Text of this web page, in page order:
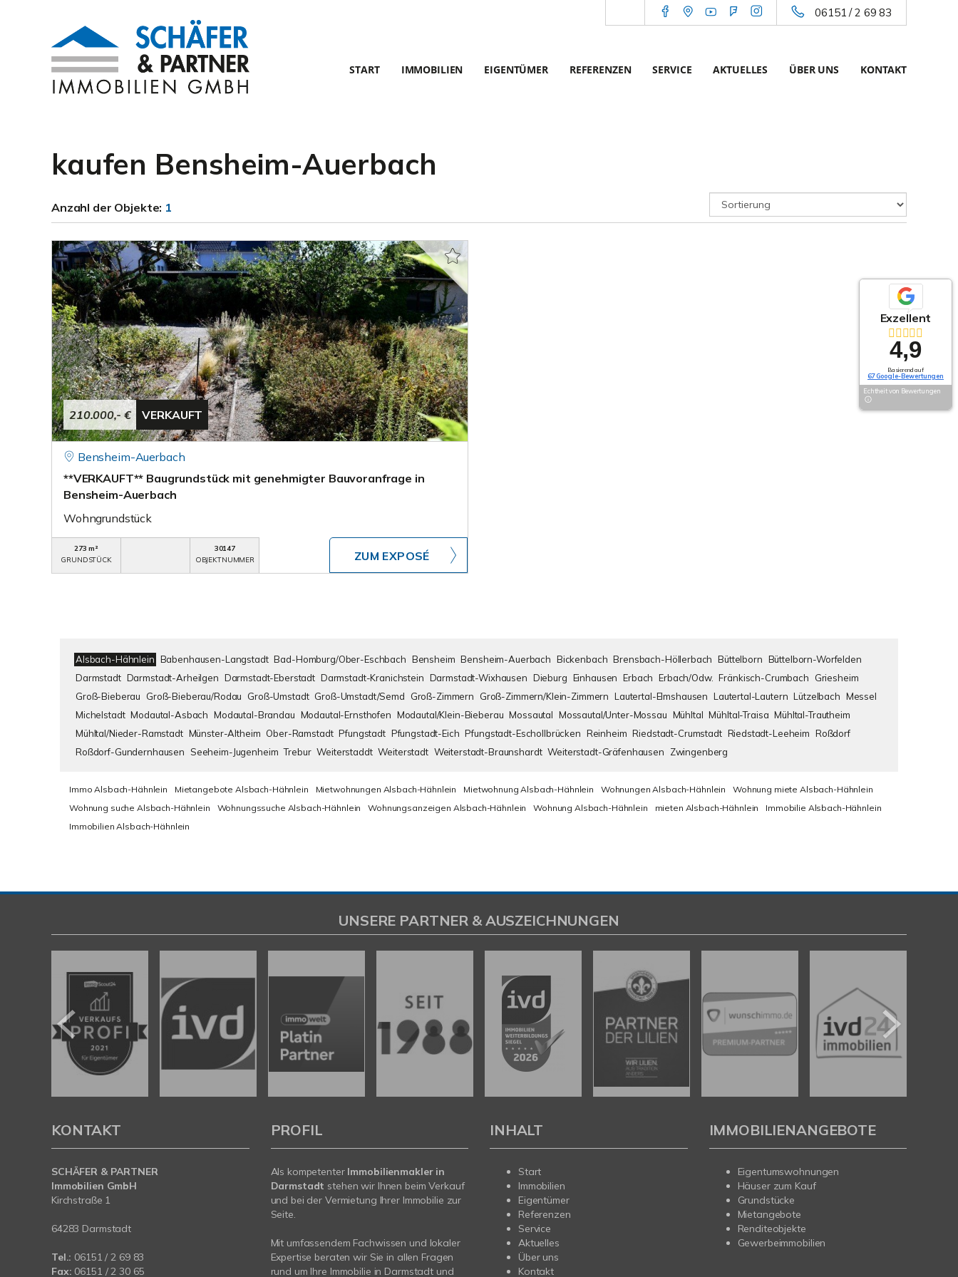
06151 / 2 69 83
START IMMOBILIEN EIGENTÜMER REFERENZEN SERVICE AKTUELLES ÜBER UNS KONTAKT
kaufen Bensheim-Auerbach
Anzahl der Objekte: 1
210.000,- € VERKAUFT
Bensheim-Auerbach
**VERKAUFT** Baugrundstück mit genehmigter Bauvoranfrage in
Bensheim-Auerbach
Wohngrundstück
273 m²
GRUNDSTÜCK
30147
OBJEKTNUMMER
ZUM EXPOSÉ
Alsbach-Hähnlein Babenhausen-Langstadt Bad-Homburg/Ober-Eschbach Bensheim Bensheim-Auerbach Bickenbach Brensbach-Höllerbach Büttelborn Büttelborn-Worfelden
Darmstadt Darmstadt-Arheilgen Darmstadt-Eberstadt Darmstadt-Kranichstein Darmstadt-Wixhausen Dieburg Einhausen Erbach Erbach/Odw. Fränkisch-Crumbach
Griesheim
Groß-Bieberau
Groß-Bieberau/Rodau Groß-Umstadt Groß-Umstadt/Semd Groß-Zimmern Groß-Zimmern/Klein-Zimmern Lautertal-Elmshausen Lautertal-Lautern Lützelbach Messel
Michelstadt Modautal-Asbach Modautal-Brandau Modautal-Ernsthofen Modautal/Klein-Bieberau Mossautal Mossautal/Unter-Mossau Mühltal Mühltal-Traisa Mühltal-Trautheim
Mühltal/Nieder-Ramstadt Münster-Altheim Ober-Ramstadt Pfungstadt Pfungstadt-Eich Pfungstadt-Eschollbrücken Reinheim Riedstadt-Crumstadt Riedstadt-Leeheim Roßdorf
Roßdorf-Gundernhausen Seeheim-Jugenheim Trebur Weiterstaddt Weiterstadt Weiterstadt-Braunshardt Weiterstadt-Gräfenhausen Zwingenberg
Immo Alsbach-Hähnlein Mietangebote Alsbach-Hähnlein Mietwohnungen Alsbach-Hähnlein Mietwohnung Alsbach-Hähnlein Wohnungen Alsbach-Hähnlein
Wohnung miete Alsbach-Hähnlein
Wohnung suche Alsbach-Hähnlein
Wohnungssuche Alsbach-Hähnlein Wohnungsanzeigen Alsbach-Hähnlein Wohnung Alsbach-Hähnlein mieten Alsbach-Hähnlein
Immobilie Alsbach-Hähnlein
Immobilien Alsbach-Hähnlein
Exzellent
4,9
Basierend auf
67 Google-Bewertungen
Echtheit von Bewertungen
UNSERE PARTNER & AUSZEICHNUNGEN
KONTAKT
SCHÄFER & PARTNER
Immobilien GmbH
Kirchstraße 1
64283 Darmstadt
Tel.: 06151 / 2 69 83
Fax: 06151 / 2 30 65
PROFIL
Als kompetenter Immobilienmakler in
Darmstadt stehen wir Ihnen beim Verkauf
und bei der Vermietung Ihrer Immobilie zur
Seite.
Mit umfassendem Fachwissen und lokaler
Expertise beraten wir Sie in allen Fragen
rund um Ihre Immobilie in Darmstadt und
INHALT
Start
Immobilien
Eigentümer
Referenzen
Service
Aktuelles
Über uns
Kontakt
IMMOBILIENANGEBOTE
Eigentumswohnungen
Häuser zum Kauf
Grundstücke
Mietangebote
Renditeobjekte
Gewerbeimmobilien